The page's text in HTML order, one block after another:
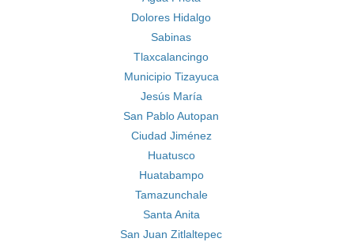
Dolores Hidalgo
Sabinas
Tlaxcalancingo
Municipio Tizayuca
Jesús María
San Pablo Autopan
Ciudad Jiménez
Huatusco
Huatabampo
Tamazunchale
Santa Anita
San Juan Zitlaltepec